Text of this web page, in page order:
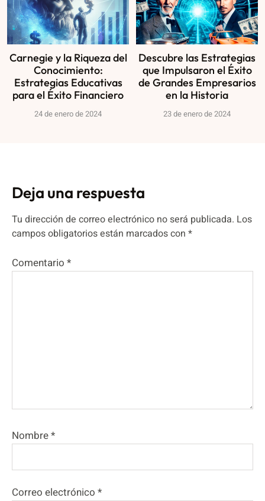
Carnegie y la Riqueza del
Conocimiento:
Estrategias Educativas
para el Éxito Financiero
24 de enero de 2024
Descubre las Estrategias
que Impulsaron el Éxito
de Grandes Empresarios
en la Historia
23 de enero de 2024
Deja una respuesta
Tu dirección de correo electrónico no será publicada. Los
campos obligatorios están marcados con *
Comentario *
Nombre*
Correo electrónico *